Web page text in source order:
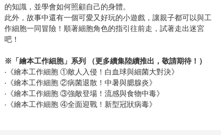
的知識，並學會如何照顧自己的身體。
此外，故事中還有一個可愛又好玩的小遊戲，讓親子都可以與工
作細胞一同冒險！順著細胞角色的指引往前走，試著走出迷宮
吧！
※ 「繪本工作細胞」系列 （更多續集陸續推出，敬請期待！）
‧《繪本工作細胞 ①敵人入侵！白血球與細菌大對決》
‧《繪本工作細胞 ②病菌退散！中暑與腮腺炎》
‧《繪本工作細胞 ③強敵登場！流感與食物中毒》
‧《繪本工作細胞 ④全面迎戰！新型冠狀病毒》